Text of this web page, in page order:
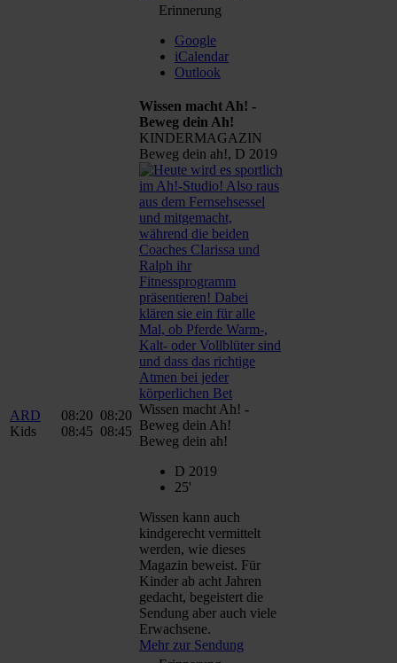
Erinnerung
Google
iCalendar
Outlook
ARD
Kids
08:20
08:45
08:20
08:45
Wissen macht Ah! -
Beweg dein Ah!
KINDERMAGAZIN
Beweg dein ah!, D 2019
Wissen macht Ah! -
Beweg dein Ah!
Beweg dein ah!
D 2019
25'
Wissen kann auch
kindgerecht vermittelt
werden, wie dieses
Magazin beweist. Für
Kinder ab acht Jahren
gedacht, begeistert die
Sendung aber auch viele
Erwachsene.
Mehr zur Sendung